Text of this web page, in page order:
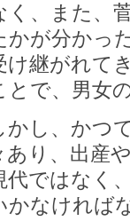
く、また、
かが分かっ
け継がれて
とで、男女
し、かつ
あり、出産
代ではなく
かなければ